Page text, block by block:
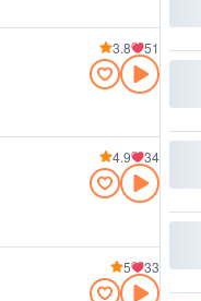
3.8 51
4.9 34
5 33